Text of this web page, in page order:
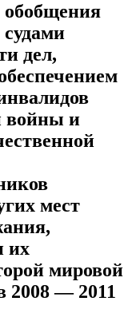
обобщения
дел,
войны и
мест
их
мировой
2008 — 2011